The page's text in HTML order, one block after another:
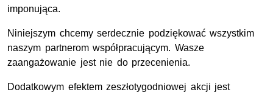
imponująca.
Niniejszym chcemy serdecznie podziękować wszystkim
naszym partnerom współpracującym. Wasze
zaangażowanie jest nie do przecenienia.
Dodatkowym efektem zeszłotygodniowej akcji jest